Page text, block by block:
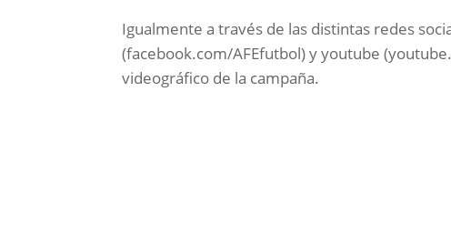
Igualmente a través de las distintas redes
(facebook.com/AFEfutbol) y youtube
videográfico de la campaña.